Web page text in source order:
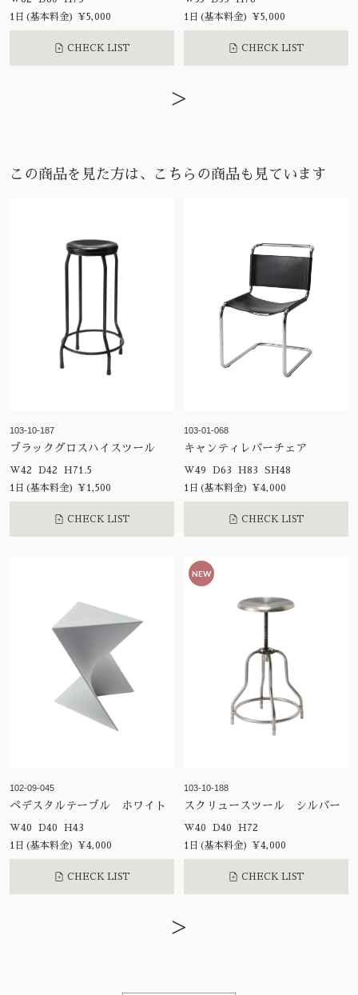
1日(基本料金) ¥5,000
CHECK LIST
1日(基本料金) ¥5,000
CHECK LIST
>
この商品を見た方は、こちらの商品も見ています
103-10-187
ブラックグロスハイスツール
W42 D42 H71.5
1日(基本料金) ¥1,500
CHECK LIST
103-01-068
キャンティレバーチェア
W49 D63 H83 SH48
1日(基本料金) ¥4,000
CHECK LIST
102-09-045
ペデスタルテーブル ホワイト
W40 D40 H43
1日(基本料金) ¥4,000
CHECK LIST
NEW
103-10-188
スクリュースツール シルバー
W40 D40 H72
1日(基本料金) ¥4,000
CHECK LIST
>